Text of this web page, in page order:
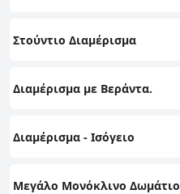
Στούντιο Διαμέρισμα
Διαμέρισμα με Βεράντα.
Διαμέρισμα - Ισόγειο
Μεγάλο Μονόκλινο Δωμάτιο